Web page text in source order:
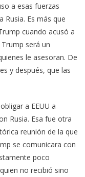
a esas fuerzas
Rusia. Es más que
cuando acusó a
será un
le asesoran. De
y después, que las
a EEUU a
Rusia. Esa fue otra
reunión de la que
se comunicara con
poco
no recibió sino